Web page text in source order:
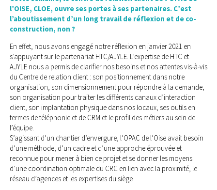
l’OISE, CLOE, ouvre ses portes à ses partenaires. C’est
l’aboutissement d’un long travail de réflexion et de co-
construction, non ?
En effet, nous avons engagé notre réflexion en janvier 2021 en
s’appuyant sur le partenariat HTC/AJYLE. L’expertise de HTC et
AJYLE nous a permis de clarifier nos besoins et nos attentes vis-à-vis
du Centre de relation client : son positionnement dans notre
organisation, son dimensionnement pour répondre à la demande,
son organisation pour traiter les différents canaux d’interaction
client, son implantation physique dans nos locaux, ses outils en
termes de téléphonie et de CRM et le profil des métiers au sein de
l’équipe.
S’agissant d’un chantier d’envergure, l’OPAC de l’Oise avait besoin
d’une méthode, d’un cadre et d’une approche éprouvée et
reconnue pour mener à bien ce projet et se donner les moyens
d’une coordination optimale du CRC en lien avec la proximité, le
réseau d’agences et les expertises du siège